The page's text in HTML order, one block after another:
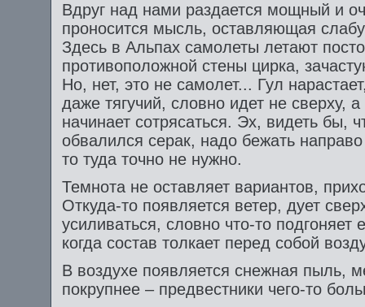
Вдруг над нами раздается мощный и
проносится мысль, оставляющая
Здесь в Альпах самолеты летают
противоположной стены цирка,
Но, нет, это не самолет... Гул
даже тягучий, словно идет не сверху,
начинает сотрясаться. Эх, видеть бы,
обвалился серак, надо бежать
то туда точно не нужно.
Темнота не оставляет вариантов,
Откуда-то появляется ветер, дует
усиливаться, словно что-то подгоняет
когда состав толкает перед собой
В воздухе появляется снежная пыль,
покрупнее – предвестники чего-то